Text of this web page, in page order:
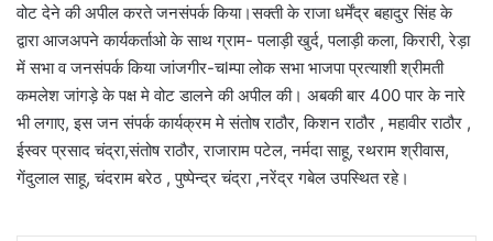
वोट देने की अपील करते जनसंपर्क किया।सक्ती के राजा धर्मेंद्र बहादुर सिंह के
द्वारा आजअपने कार्यकर्ताओ के साथ ग्राम- पलाड़ी खुर्द, पलाड़ी कला, किरारी, रेड़ा
में सभा व जनसंपर्क किया जांजगीर-चlम्पा लोक सभा भाजपा प्रत्याशी श्रीमती
कमलेश जांगड़े के पक्ष मे वोट डालने की अपील की। अबकी बार 400 पार के नारे
भी लगाए, इस जन संपर्क कार्यक्रम मे संतोष राठौर, किशन राठौर , महावीर राठौर ,
ईस्वर प्रसाद चंद्रा,संतोष राठौर, राजाराम पटेल, नर्मदा साहू, रथराम श्रीवास,
गेंदुलाल साहू, चंदराम बरेठ , पुष्पेन्द्र चंद्रा ,नरेंद्र गबेल उपस्थित रहे।